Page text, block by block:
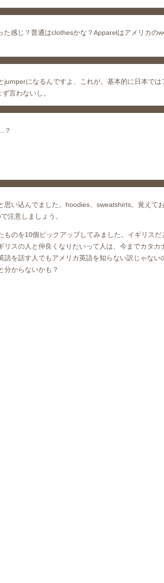
感じ？普通はclothesかな？Apparelはアメリカの
になるんですよ、これが。基本的に日本では
言わないし。
？
い込んでました。hoodies、sweatshirts。覚えて
注意しましょう。
のを10個ピックアップしてみました。イギリスだ
スの人と仲良くなりたいって人は、今までカタカ
を話す人でもアメリカ英語を知らない訳じゃない
分からないかも？